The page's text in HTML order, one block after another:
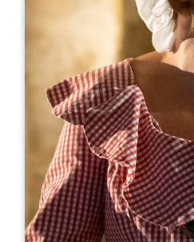
Château
1 lieu-dit
33330 SAINT-
05 57